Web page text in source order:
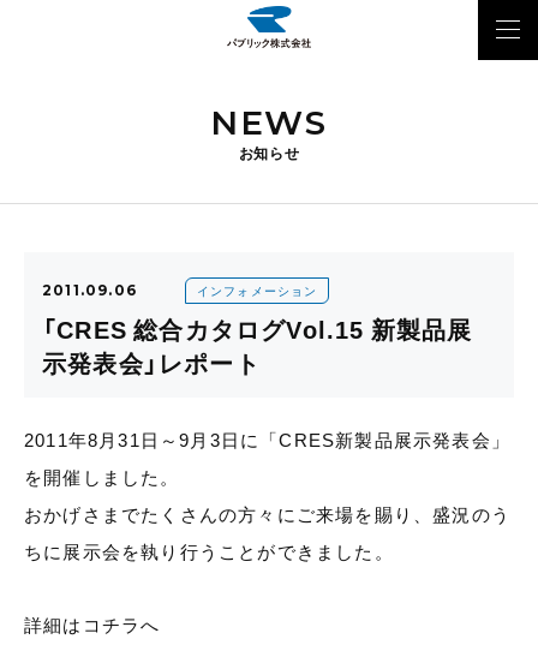
NEWS
お知らせ
2011.09.06 インフォメーション
「CRES 総合カタログVol.15 新製品展
示発表会」レポート
2011年8月31日～9月3日に「CRES新製品展示発表会」
を開催しました。
おかげさまでたくさんの方々にご来場を賜り、盛況のう
ちに展示会を執り行うことができました。
詳細はコチラへ